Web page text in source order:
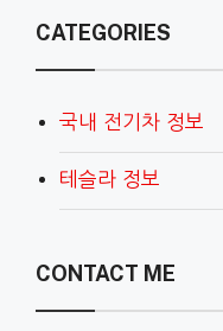
CATEGORIES
국내 전기차 정보
테슬라 정보
CONTACT ME